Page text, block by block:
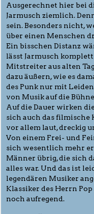
Ausgerechnet hier bei
Jarmusch ziemlich.
sein. Besonders nicht,
über einen Menschen
Ein bisschen Distanz
lässt Jarmusch
Mitstreiter aus alten
dazu äußern, wie es
des Punk nur mit
von Musik auf die
Auf die Dauer wirken
sich auch das filmische
vor allem laut, dreckig
Von einem Frei- und
sich wesentlich mehr
Männer übrig, die sich
alles war. Und das ist
legendären Musiker
Klassiker des Herrn
noch aufregend.